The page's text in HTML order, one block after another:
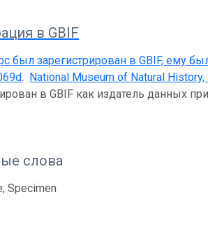
в GBIF
был зарегистрирован в GBIF, ему
. National Museum of Natural
в GBIF как издатель данных
слова
Specimen